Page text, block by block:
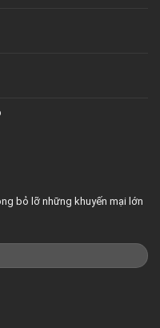
bỏ lỡ những khuyến mại lớn